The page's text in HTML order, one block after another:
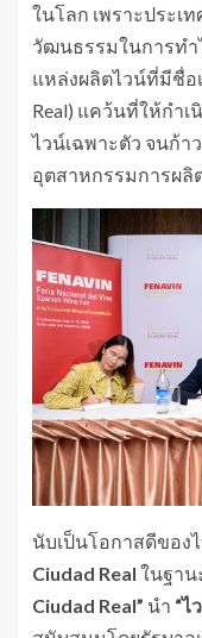
ในโลก เพราะประเ
วัฒนธรรมในการทำ
แหล่งผลิตไวน์ที่มีชื่อ
Real) แคว้นที่ให้กำ
ไวน์เฉพาะตัว จนก้
อุตสาหกรรมการผลิ
นับเป็นโอกาสดีของ
Ciudad Real ในฐาน
Ciudad Real” นำ “ไ